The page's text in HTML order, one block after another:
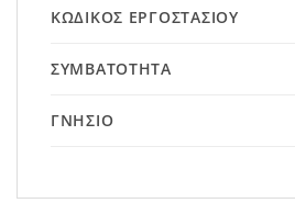
ΚΩΔΙΚΌΣ ΕΡΓΟΣΤΑΣΊΟΥ
ΣΥΜΒΑΤΌΤΗΤΑ
ΓΝΉΣΙΟ